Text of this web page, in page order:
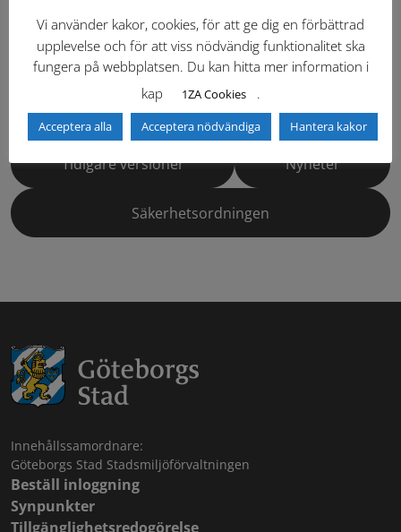
Gällande standardritningar (Dwg och pdf)
Dokumentbibliotek Kontaktlista
Tidigare versioner Nyheter
Säkerhetsordningen
Innehållssamordnare:
Göteborgs Stad Stadsmiljöförvaltningen
Beställ inloggning
Synpunkter
Tillgänglighetsredogörelse
Vi använder kakor, cookies, för att ge dig en förbättrad
upplevelse och för att viss nödvändig funktionalitet ska
fungera på webbplatsen. Du kan hitta mer information i
kap
1ZA Cookies .
Acceptera alla Acceptera nödvändiga Hantera kakor